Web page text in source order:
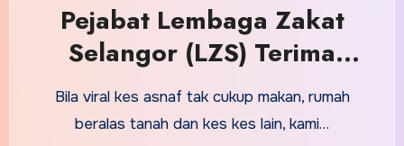
Pejabat Lembaga Zakat
Selangor (LZS) Terima
Tomahan Staff Mereka
‘Makan Gaji Buta’, Tidak
Bila viral kes asnaf tak cukup makan, rumah
beralas tanah dan kes kes lain, kami…